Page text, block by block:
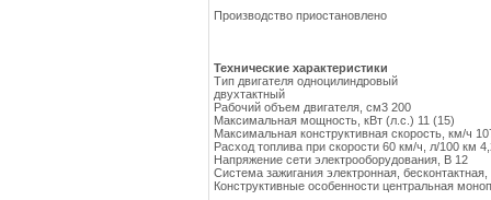
Производство приостановлено
Технические характеристики
Тип двигателя одноцилиндровый
двухтактный
Рабочий объем двигателя, см3 200
Максимальная мощность, кВт (л.с.) 11 (15)
Максимальная конструктивная скорость, км/ч
Расход топлива при скорости 60 км/ч, л/100 км
Напряжение сети электрооборудования, В 12
Система зажигания электронная,
Конструктивные особенности центральная